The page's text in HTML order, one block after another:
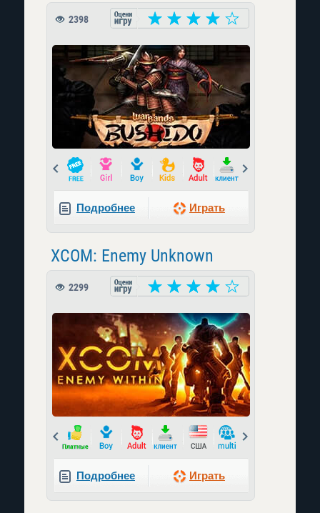
2398
Prev
Подробнее Играть
XCOM: Enemy Unknown
2299
Prev
Подробнее Играть